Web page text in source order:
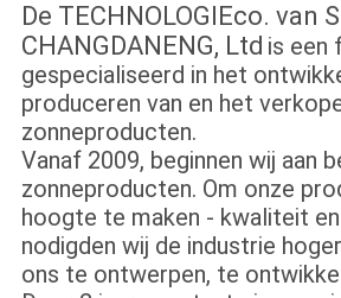
De TECHNOLOGIEco. van
CHANGDANENG, Ltd is een
gespecialiseerd in het
produceren van en het
zonneproducten.
Vanaf 2009, beginnen wij aan
zonneproducten. Om onze
hoogte te maken - kwaliteit
nodigden wij de industrie
ons te ontwerpen, te